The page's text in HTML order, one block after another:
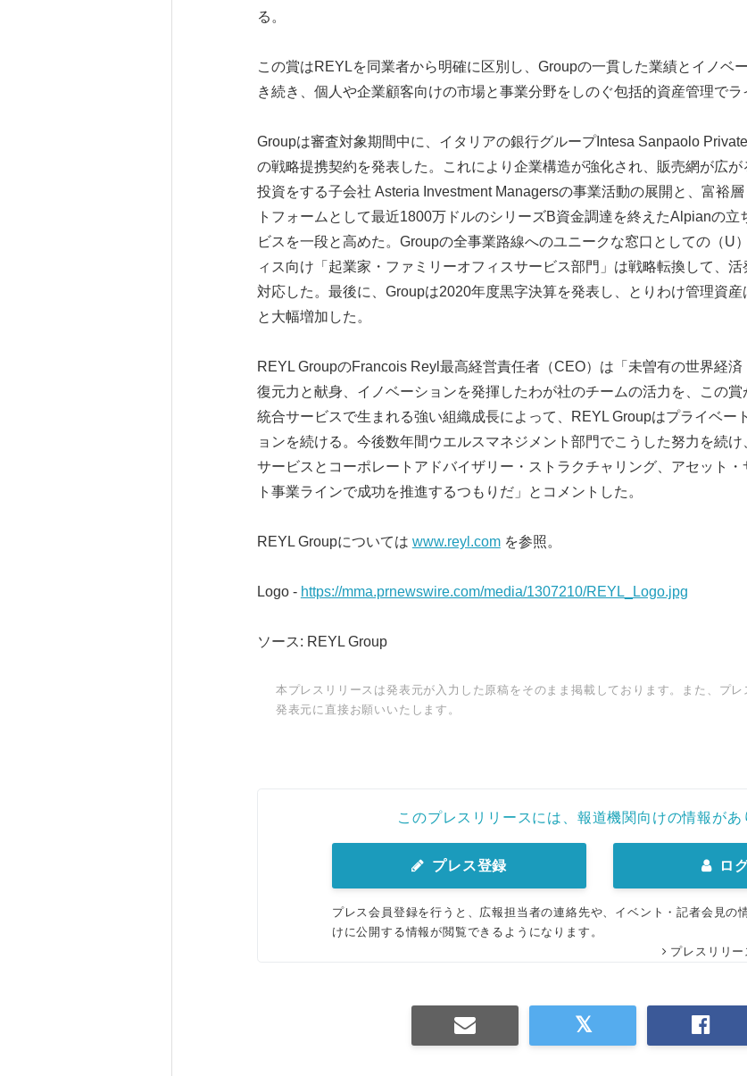
る。
この賞はREYLを同業者から明確に区別し、Groupの一貫した業績とイノベ
き続き、個人や企業顧客向けの市場と事業分野をしのぐ包括的資産管理でラ
Groupは審査対象期間中に、イタリアの銀行グループIntesa Sanpaolo
の戦略提携契約を発表した。これにより企業構造が強化され、販売網が広が
投資をする子会社 Asteria Investment Managersの事業活動の展開と、富裕
トフォームとして最近1800万ドルのシリーズB資金調達を終えたAlpianの
ビスを一段と高めた。Groupの全事業路線へのユニークな窓口としての（U
ィス向け「起業家・ファミリーオフィスサービス部門」は戦略転換して、
対応した。最後に、Groupは2020年度黒字決算を発表し、とりわけ管理資
と大幅増加した。
REYL GroupのFrancois Reyl最高経営責任者（CEO）は「未曽有の世界経済
復元力と献身、イノベーションを発揮したわが社のチームの活力を、この
統合サービスで生まれる強い組織成長によって、REYL Groupはプライベー
ョンを続ける。今後数年間ウエルスマネジメント部門でこうした努力を続
サービスとコーポレートアドバイザリー・ストラクチャリング、アセット‎
ト事業ラインで成功を推進するつもりだ」とコメントした。
REYL Groupについては www.reyl.comを参照。
Logo - https://mma.prnewswire.com/media/1307210/REYL_Logo.jpg
ソース: REYL Group
本プレスリリースは発表元が入力した原稿をそのまま掲載しております。また、プ
発表元に直接お願いいたします。
このプレスリリースには、報道機関向けの情報があ
プレス登録 ロ
プレス会員登録を行うと、広報担当者の連絡先や、イベント・記者会見の
けに公開する情報が閲覧できるようになります。
プレスリリ
English